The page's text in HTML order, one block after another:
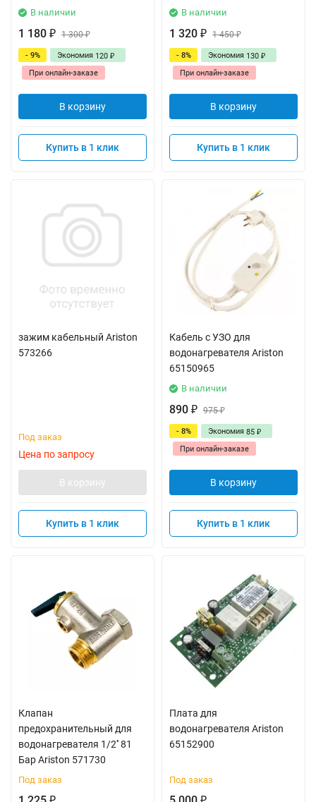
В наличии
1 180 ₽ 1 300₽
- 9% Экономия 120 ₽
При онлайн-заказе
В корзину
Купить в 1 клик
В наличии
1 320 ₽ 1 450₽
- 8% Экономия 130 ₽
При онлайн-заказе
В корзину
Купить в 1 клик
зажим кабельный Ariston
573266
Под заказ
Цена по запросу
В корзину
Купить в 1 клик
Кабель с УЗО для
водонагревателя Ariston
65150965
В наличии
890 ₽ 975₽
- 8% Экономия 85 ₽
При онлайн-заказе
В корзину
Купить в 1 клик
Клапан
предохранительный для
водонагревателя 1/2'' 81
Бар Ariston 571730
Под заказ
₽
Плата для
водонагревателя Ariston
65152900
Под заказ
₽